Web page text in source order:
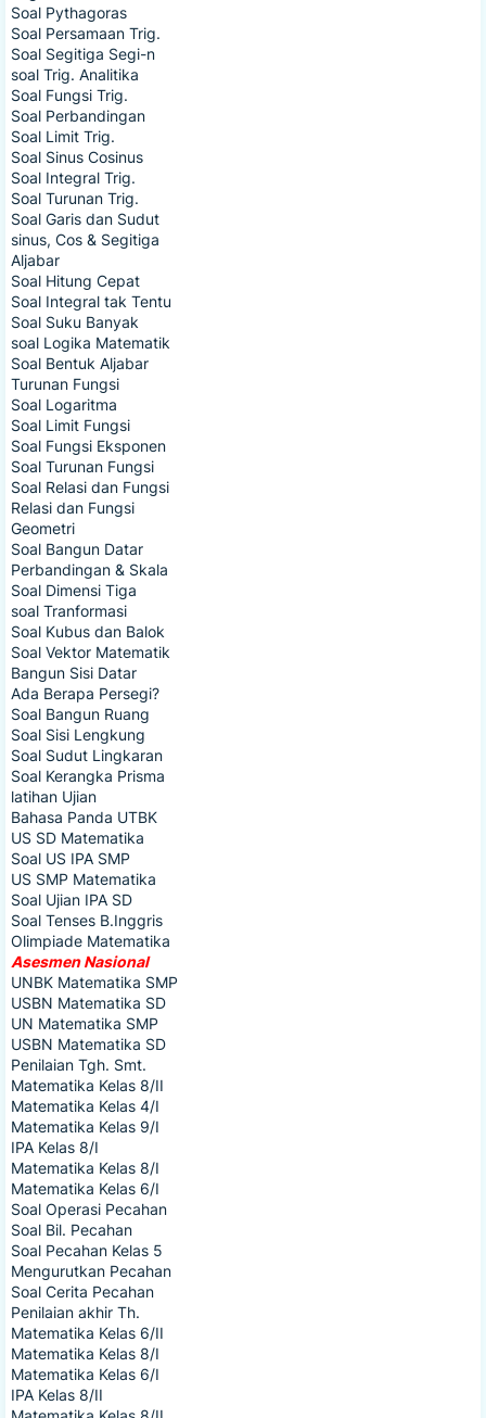
Soal Pythagoras
Soal Persamaan Trig.
Soal Segitiga Segi-n
soal Trig. Analitika
Soal Fungsi Trig.
Soal Perbandingan
Soal Limit Trig.
Soal Sinus Cosinus
Soal Integral Trig.
Soal Turunan Trig.
Soal Garis dan Sudut
sinus, Cos & Segitiga
Aljabar
Soal Hitung Cepat
Soal Integral tak Tentu
Soal Suku Banyak
soal Logika Matematik
Soal Bentuk Aljabar
Turunan Fungsi
Soal Logaritma
Soal Limit Fungsi
Soal Fungsi Eksponen
Soal Turunan Fungsi
Soal Relasi dan Fungsi
Relasi dan Fungsi
Geometri
Soal Bangun Datar
Perbandingan & Skala
Soal Dimensi Tiga
soal Tranformasi
Soal Kubus dan Balok
Soal Vektor Matematik
Bangun Sisi Datar
Ada Berapa Persegi?
Soal Bangun Ruang
Soal Sisi Lengkung
Soal Sudut Lingkaran
Soal Kerangka Prisma
latihan Ujian
Bahasa Panda UTBK
US SD Matematika
Soal US IPA SMP
US SMP Matematika
Soal Ujian IPA SD
Soal Tenses B.Inggris
Olimpiade Matematika
Asesmen Nasional
UNBK Matematika SMP
USBN Matematika SD
UN Matematika SMP
USBN Matematika SD
Penilaian Tgh. Smt.
Matematika Kelas 8/II
Matematika Kelas 4/I
Matematika Kelas 9/I
IPA Kelas 8/I
Matematika Kelas 8/I
Matematika Kelas 6/I
Soal Operasi Pecahan
Soal Bil. Pecahan
Soal Pecahan Kelas 5
Mengurutkan Pecahan
Soal Cerita Pecahan
Penilaian akhir Th.
Matematika Kelas 6/II
Matematika Kelas 8/I
Matematika Kelas 6/I
IPA Kelas 8/II